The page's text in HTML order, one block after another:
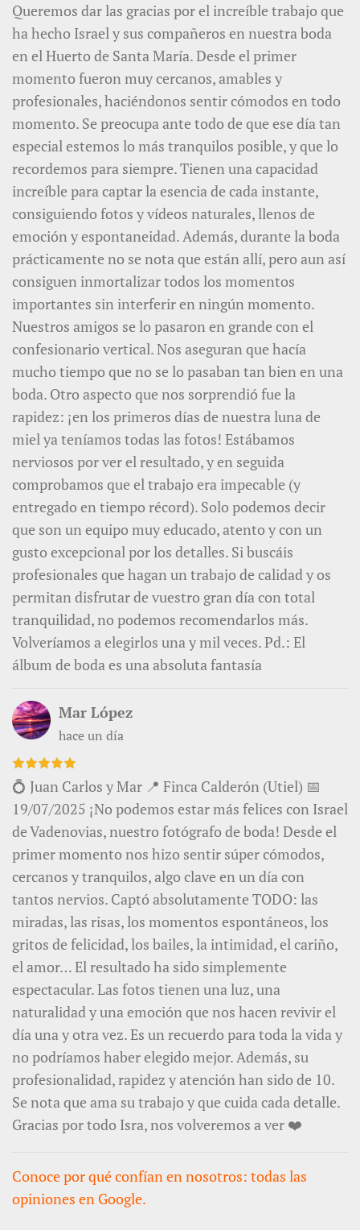
Queremos dar las gracias por el increíble trabajo que
ha hecho Israel y sus compañeros en nuestra boda
en el Huerto de Santa María. Desde el primer
momento fueron muy cercanos, amables y
profesionales, haciéndonos sentir cómodos en todo
momento. Se preocupa ante todo de que ese día tan
especial estemos lo más tranquilos posible, y que lo
recordemos para siempre. Tienen una capacidad
increíble para captar la esencia de cada instante,
consiguiendo fotos y vídeos naturales, llenos de
emoción y espontaneidad. Además, durante la boda
prácticamente no se nota que están allí, pero aun así
consiguen inmortalizar todos los momentos
importantes sin interferir en ningún momento.
Nuestros amigos se lo pasaron en grande con el
confesionario vertical. Nos aseguran que hacía
mucho tiempo que no se lo pasaban tan bien en una
boda. Otro aspecto que nos sorprendió fue la
rapidez: ¡en los primeros días de nuestra luna de
miel ya teníamos todas las fotos! Estábamos
nerviosos por ver el resultado, y en seguida
comprobamos que el trabajo era impecable (y
entregado en tiempo récord). Solo podemos decir
que son un equipo muy educado, atento y con un
gusto excepcional por los detalles. Si buscáis
profesionales que hagan un trabajo de calidad y os
permitan disfrutar de vuestro gran día con total
tranquilidad, no podemos recomendarlos más.
Volveríamos a elegirlos una y mil veces. Pd.: El
álbum de boda es una absoluta fantasía
Mar López
hace un día
💍 Juan Carlos y Mar 📍 Finca Calderón (Utiel) 📅
19/07/2025 ¡No podemos estar más felices con Israel
de Vadenovias, nuestro fotógrafo de boda! Desde el
primer momento nos hizo sentir súper cómodos,
cercanos y tranquilos, algo clave en un día con
tantos nervios. Captó absolutamente TODO: las
miradas, las risas, los momentos espontáneos, los
gritos de felicidad, los bailes, la intimidad, el cariño,
el amor… El resultado ha sido simplemente
espectacular. Las fotos tienen una luz, una
naturalidad y una emoción que nos hacen revivir el
día una y otra vez. Es un recuerdo para toda la vida y
no podríamos haber elegido mejor. Además, su
profesionalidad, rapidez y atención han sido de 10.
Se nota que ama su trabajo y que cuida cada detalle.
Gracias por todo Isra, nos volveremos a ver ❤️
Conoce por qué confían en nosotros: todas las
opiniones en Google.